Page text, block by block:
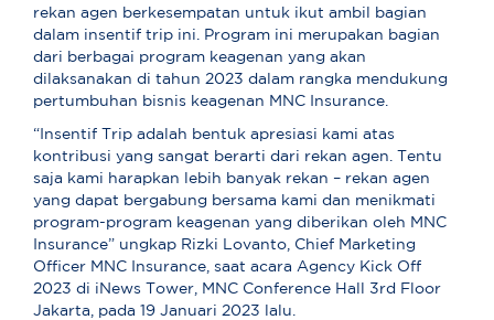
rekan agen berkesempatan untuk ikut ambil bagian
dalam insentif trip ini. Program ini merupakan bagian
dari berbagai program keagenan yang akan
dilaksanakan di tahun 2023 dalam rangka mendukung
pertumbuhan bisnis keagenan MNC Insurance.
“Insentif Trip adalah bentuk apresiasi kami atas
kontribusi yang sangat berarti dari rekan agen. Tentu
saja kami harapkan lebih banyak rekan – rekan agen
yang dapat bergabung bersama kami dan menikmati
program-program keagenan yang diberikan oleh MNC
Insurance” ungkap Rizki Lovanto, Chief Marketing
Officer MNC Insurance, saat acara Agency Kick Off
2023 di iNews Tower, MNC Conference Hall 3rd Floor
Jakarta, pada 19 Januari 2023 lalu.